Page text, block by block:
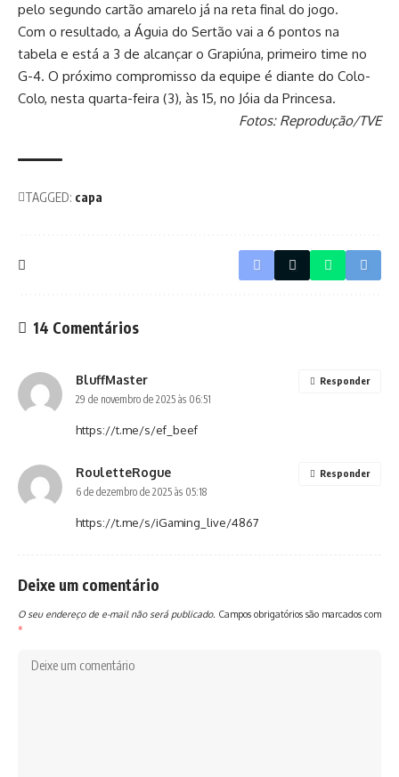
pelo segundo cartão amarelo já na reta final do jogo.
Com o resultado, a Águia do Sertão vai a 6 pontos na
tabela e está a 3 de alcançar o Grapiúna, primeiro time no
G-4. O próximo compromisso da equipe é diante do Colo-
Colo, nesta quarta-feira (3), às 15, no Jóia da Princesa.
Fotos: Reprodução/TVE
TAGGED: capa
14 Comentários
BluffMaster
29 de novembro de 2025 às 06:51
https://t.me/s/ef_beef
Responder
RouletteRogue
6 de dezembro de 2025 às 05:18
https://t.me/s/iGaming_live/4867
Responder
Deixe um comentário
O seu endereço de e-mail não será publicado. Campos obrigatórios são marcados com
*